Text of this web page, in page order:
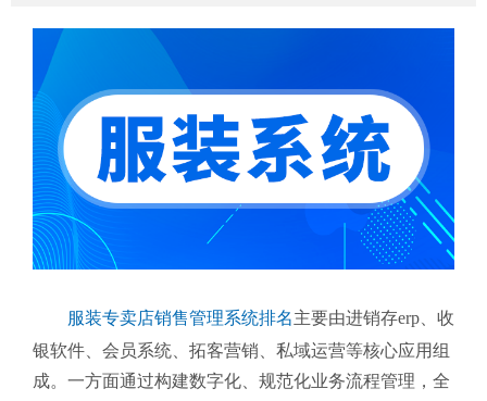
服装专卖店销售管理系统排名主要由进销存erp、收
银软件、会员系统、拓客营销、私域运营等核心应用组
成。一方面通过构建数字化、规范化业务流程管理，全